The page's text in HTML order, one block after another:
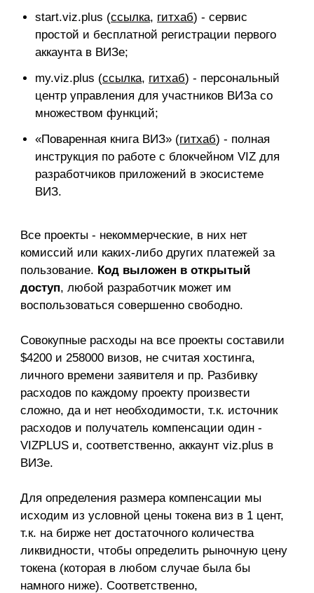
start.viz.plus (ссылка, гитхаб) - сервис
простой и бесплатной регистрации первого
аккаунта в ВИЗе;
my.viz.plus (ссылка, гитхаб) - персональный
центр управления для участников ВИЗа со
множеством функций;
«Поваренная книга ВИЗ» (гитхаб) - полная
инструкция по работе с блокчейном VIZ для
разработчиков приложений в экосистеме
ВИЗ.
Все проекты - некоммерческие, в них нет
комиссий или каких-либо других платежей за
пользование. Код выложен в открытый
доступ, любой разработчик может им
воспользоваться совершенно свободно.
Совокупные расходы на все проекты составили
$4200 и 258000 визов, не считая хостинга,
личного времени заявителя и пр. Разбивку
расходов по каждому проекту произвести
сложно, да и нет необходимости, т.к. источник
расходов и получатель компенсации один -
VIZPLUS и, соответственно, аккаунт viz.plus в
ВИЗе.
Для определения размера компенсации мы
исходим из условной цены токена виз в 1 цент,
т.к. на бирже нет достаточного количества
ликвидности, чтобы определить рыночную цену
токена (которая в любом случае была бы
намного ниже). Соответственно,